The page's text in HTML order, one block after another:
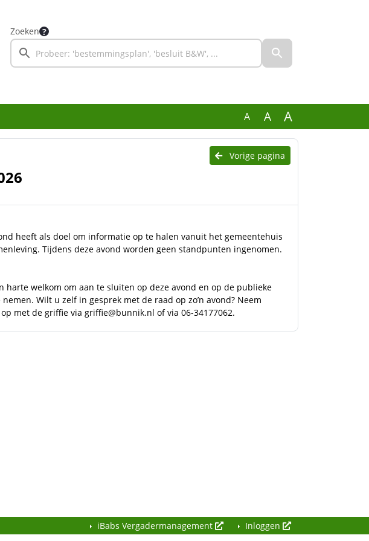
Zoeken
A A A
Vorige pagina
heeft als doel om informatie op te halen vanuit het gemeentehuis
Tijdens deze avond worden geen standpunten ingenomen.
harte welkom om aan te sluiten op deze avond en op de publieke
Wilt u zelf in gesprek met de raad op zo’n avond? Neem
met de griffie viagriffie@bunnik.nl of via 06-34177062.
iBabs Vergadermanagement Inloggen